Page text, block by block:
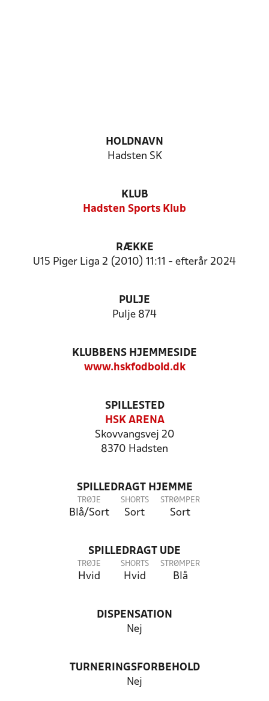
HOLDNAVN
Hadsten SK
KLUB
Hadsten Sports Klub
RÆKKE
U15 Piger Liga 2 (2010) 11:11 - efterår 2024
PULJE
Pulje 874
KLUBBENS HJEMMESIDE
www.hskfodbold.dk
SPILLESTED
HSK ARENA
Skovvangsvej 20
8370 Hadsten
SPILLEDRAGT HJEMME
TRØJE
Blå/Sort
SHORTS
Sort
STRØMPER
Sort
SPILLEDRAGT UDE
TRØJE
Hvid
SHORTS
Hvid
STRØMPER
Blå
DISPENSATION
Nej
TURNERINGSFORBEHOLD
Nej